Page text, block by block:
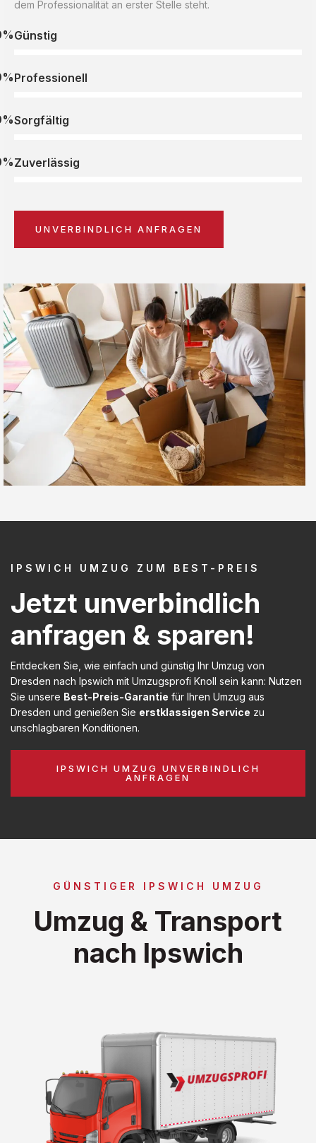
dem Professionalität an erster Stelle steht.
Günstig
Professionell
Sorgfältig
Zuverlässig
UNVERBINDLICH ANFRAGEN
IPSWICH UMZUG ZUM BEST-PREIS
Jetzt unverbindlich
anfragen & sparen!
Entdecken Sie, wie einfach und günstig Ihr Umzug von
Dresden nach Ipswich mit Umzugsprofi Knoll sein kann: Nutzen
Sie unsere Best-Preis-Garantie für Ihren Umzug aus
Dresden und genießen Sie erstklassigen Service zu
unschlagbaren Konditionen.
IPSWICH UMZUG UNVERBINDLICH
ANFRAGEN
GÜNSTIGER IPSWICH UMZUG
Umzug & Transport
nach Ipswich